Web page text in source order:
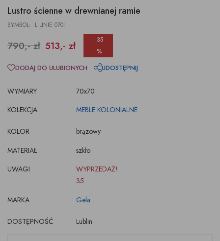
Lustro ścienne w drewnianej ramie
SYMBOL: L LINIE 070!
790,- zł 513,- zł
- 35
%
WYMIARY
70x70
KOLEKCJA
MEBLE KOLONIALNE
KOLOR
brązowy
MATERIAŁ
szkło
UWAGI
WYPRZEDAŻ!
35
MARKA
Gela
DOSTĘPNOŚĆ Lublin
DODAJ DO ULUBIONYCH UDOSTĘPNIJ